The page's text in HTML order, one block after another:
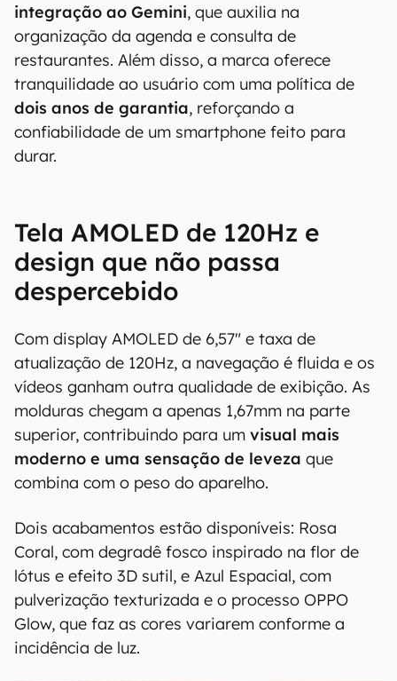
integração ao Gemini, que auxilia na
organização da agenda e consulta de
restaurantes. Além disso, a marca oferece
tranquilidade ao usuário com uma política de
dois anos de garantia, reforçando a
confiabilidade de um smartphone feito para
durar.
Tela AMOLED de 120Hz e
design que não passa
despercebido
Com display AMOLED de 6,57" e taxa de
atualização de 120Hz, a navegação é fluida e os
vídeos ganham outra qualidade de exibição. As
molduras chegam a apenas 1,67mm na parte
superior, contribuindo para um visual mais
moderno e uma sensação de leveza que
combina com o peso do aparelho.
Dois acabamentos estão disponíveis: Rosa
Coral, com degradê fosco inspirado na flor de
lótus e efeito 3D sutil, e Azul Espacial, com
pulverização texturizada e o processo OPPO
Glow, que faz as cores variarem conforme a
incidência de luz.